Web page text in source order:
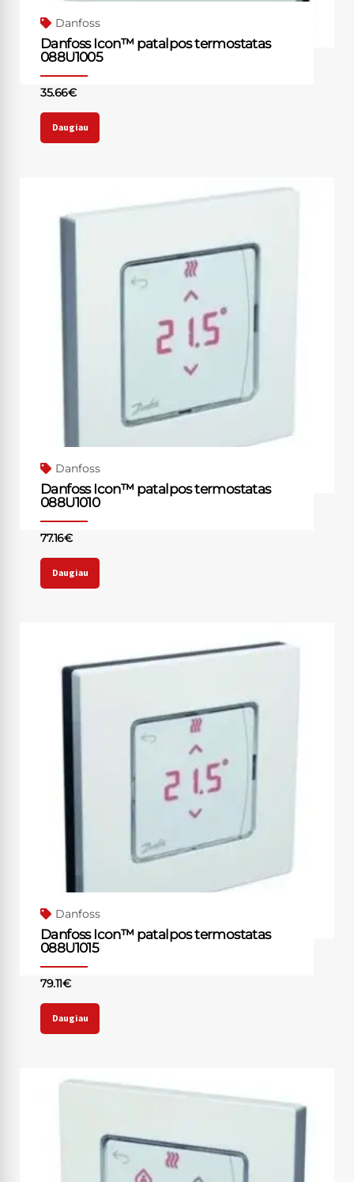
Danfoss
Danfoss Icon™ patalpos termostatas
088U1005
35.66€
Daugiau
Danfoss
Danfoss Icon™ patalpos termostatas
088U1010
77.16€
Daugiau
Danfoss
Danfoss Icon™ patalpos termostatas
088U1015
79.11€
Daugiau